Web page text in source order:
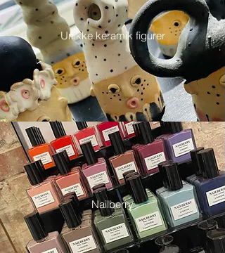
Unikke keramik figurer
Nailberry